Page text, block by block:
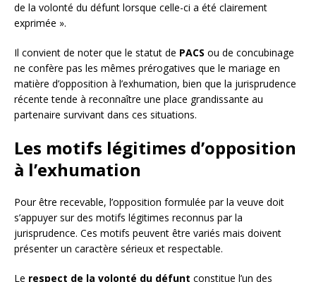
de la volonté du défunt lorsque celle-ci a été clairement
exprimée ».
Il convient de noter que le statut de PACS ou de concubinage
ne confère pas les mêmes prérogatives que le mariage en
matière d’opposition à l’exhumation, bien que la jurisprudence
récente tende à reconnaître une place grandissante au
partenaire survivant dans ces situations.
Les motifs légitimes d’opposition
à l’exhumation
Pour être recevable, l’opposition formulée par la veuve doit
s’appuyer sur des motifs légitimes reconnus par la
jurisprudence. Ces motifs peuvent être variés mais doivent
présenter un caractère sérieux et respectable.
Le respect de la volonté du défunt constitue l’un des